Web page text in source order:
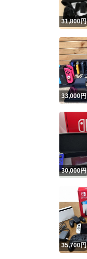
31,800円
33,000円
30,000円
35,700円